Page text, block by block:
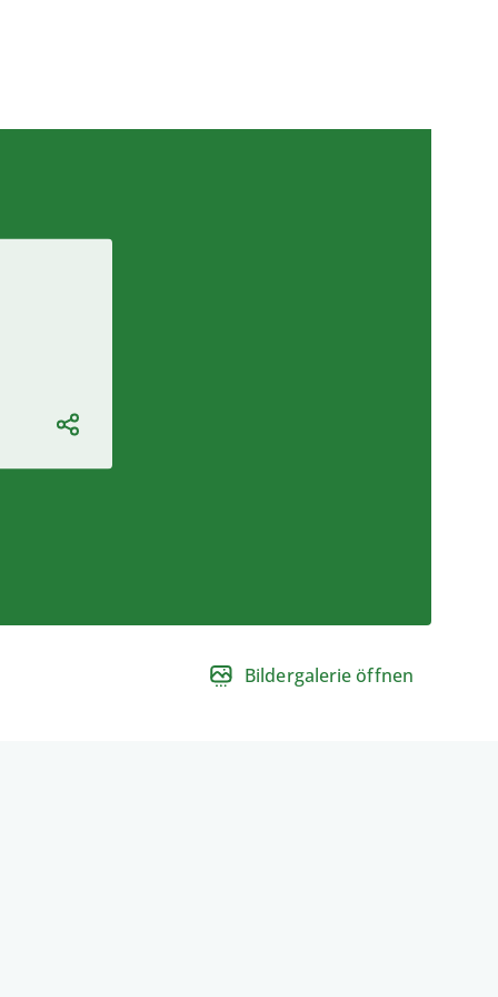
Bildergalerie öffnen